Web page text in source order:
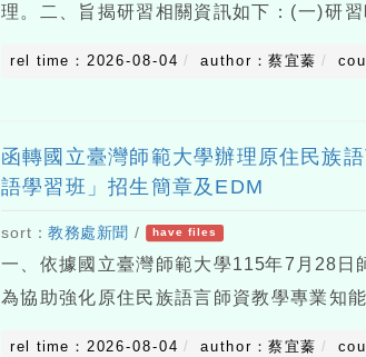
理。二、旨揭研習相關資訊如下：(一)研
rel time：2026-08-04 author：蔡宜蓁
函轉國立臺灣師範大學辦理原住民族
語學習班」招生簡章及EDM
sort：教務處新聞 / have files
一、依據國立臺灣師範大學115年7月28日
為協助強化原住民族語言師資教學專業知
rel time：2026-08-04 author：蔡宜蓁